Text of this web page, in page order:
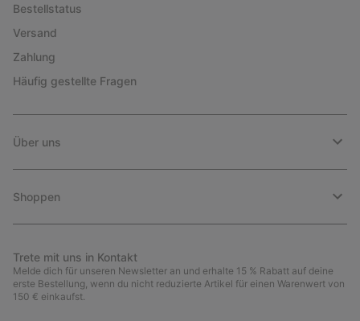
Bestellstatus
Versand
Zahlung
Häufig gestellte Fragen
Über uns
Shoppen
Trete mit uns in Kontakt
Melde dich für unseren Newsletter an und erhalte 15 % Rabatt auf deine
erste Bestellung, wenn du nicht reduzierte Artikel für einen Warenwert von
150 € einkaufst.